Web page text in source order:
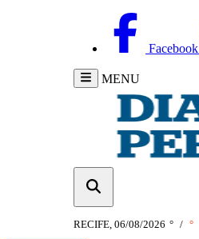
Facebook
MENU
RECIFE, 06/08/2026 ° / °